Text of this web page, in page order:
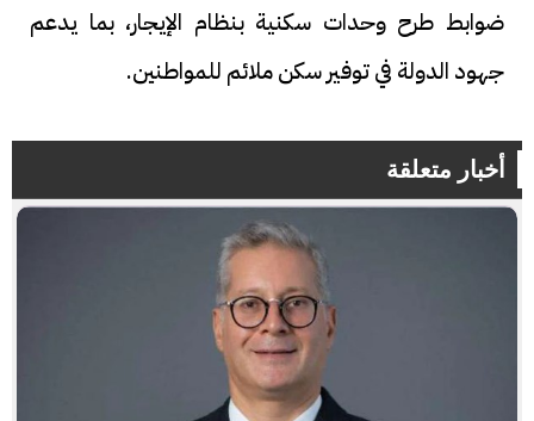
ضوابط طرح وحدات سكنية بنظام الإيجار، بما يدعم
جهود الدولة في توفير سكن ملائم للمواطنين.
أخبار متعلقة